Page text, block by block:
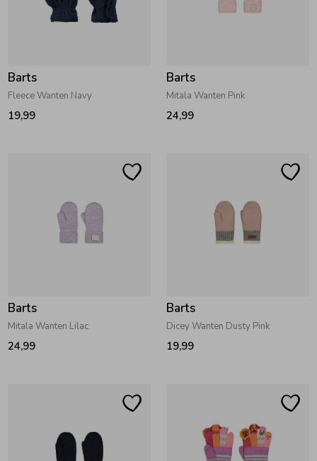
Zwemkleding
Vesten
Colberts & Gilets
Ondergoed
Zomeraccessoires
Zwemkleding
Vesten
Blouses
Cadeaubonnen
Kledingaccessoires
Verzorgingsproducten
Winterjassen
Zwemvesten & Zwembandjes
Winterjassen
Barts
Fleece Wanten Navy
19,99
Barts
Mitala Wanten Pink
24,99
Barts
Mitala Wanten Lilac
24,99
Barts
Dicey Wanten Dusty Pink
19,99